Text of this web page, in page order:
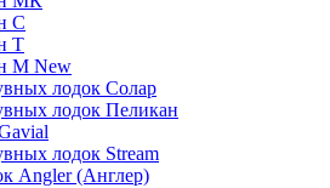
С
Т
М New
лодок Солар
лодок Пеликан
лодок Stream
Angler (Англер)